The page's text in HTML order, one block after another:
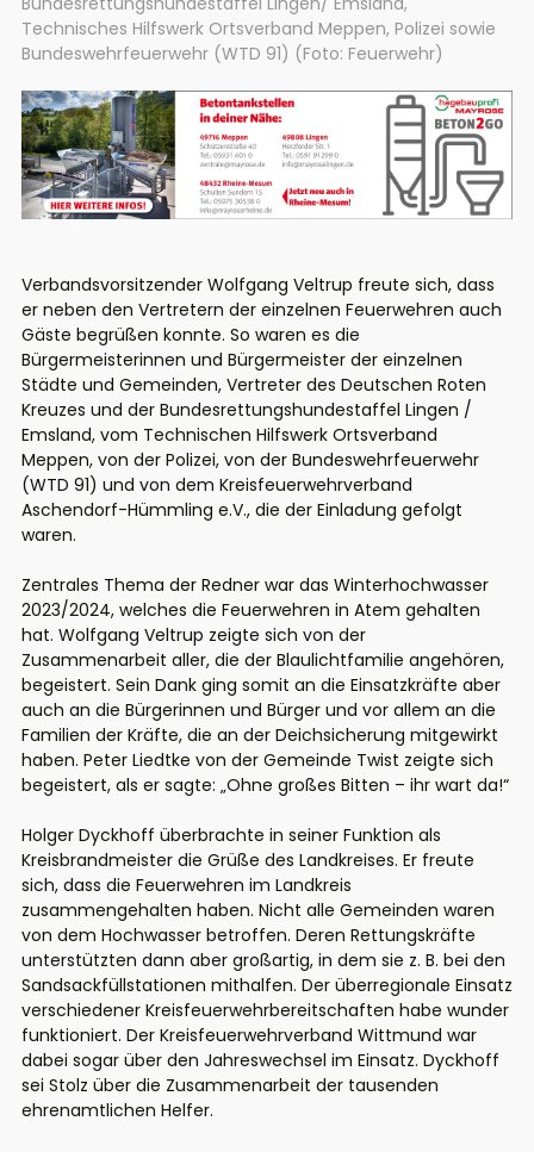
Technisches Hilfswerk Ortsverband Meppen, Polizei sowie
Bundeswehrfeuerwehr (WTD 91) (Foto: Feuerwehr)
Verbandsvorsitzender Wolfgang Veltrup freute sich, dass
er neben den Vertretern der einzelnen Feuerwehren auch
Gäste begrüßen konnte. So waren es die
Bürgermeisterinnen und Bürgermeister der einzelnen
Städte und Gemeinden, Vertreter des Deutschen Roten
Kreuzes und der Bundesrettungshundestaffel Lingen /
Emsland, vom Technischen Hilfswerk Ortsverband
Meppen, von der Polizei, von der Bundeswehrfeuerwehr
(WTD 91) und von dem Kreisfeuerwehrverband
Aschendorf-Hümmling e.V., die der Einladung gefolgt
waren.
Zentrales Thema der Redner war das Winterhochwasser
2023/2024, welches die Feuerwehren in Atem gehalten
hat. Wolfgang Veltrup zeigte sich von der
Zusammenarbeit aller, die der Blaulichtfamilie angehören,
begeistert. Sein Dank ging somit an die Einsatzkräfte aber
auch an die Bürgerinnen und Bürger und vor allem an die
Familien der Kräfte, die an der Deichsicherung mitgewirkt
haben. Peter Liedtke von der Gemeinde Twist zeigte sich
begeistert, als er sagte: „Ohne großes Bitten – ihr wart da!“
Holger Dyckhoff überbrachte in seiner Funktion als
Kreisbrandmeister die Grüße des Landkreises. Er freute
sich, dass die Feuerwehren im Landkreis
zusammengehalten haben. Nicht alle Gemeinden waren
von dem Hochwasser betroffen. Deren Rettungskräfte
unterstützten dann aber großartig, in dem sie z. B. bei den
Sandsackfüllstationen mithalfen. Der überregionale Einsatz
verschiedener Kreisfeuerwehrbereitschaften habe wunder
funktioniert. Der Kreisfeuerwehrverband Wittmund war
dabei sogar über den Jahreswechsel im Einsatz. Dyckhoff
sei Stolz über die Zusammenarbeit der tausenden
ehrenamtlichen Helfer.